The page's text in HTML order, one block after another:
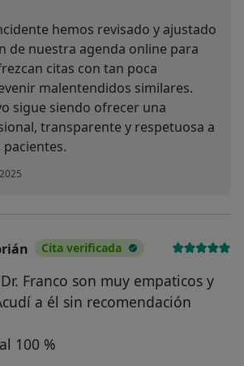
hemos revisado y ajustado
de nuestra agenda online para
citas con tan poca
malentendidos similares.
sigue siendo ofrecer una
transparente y respetuosa a
Cita verificada
Franco son muy empaticos y
a él sin recomendación
100 %